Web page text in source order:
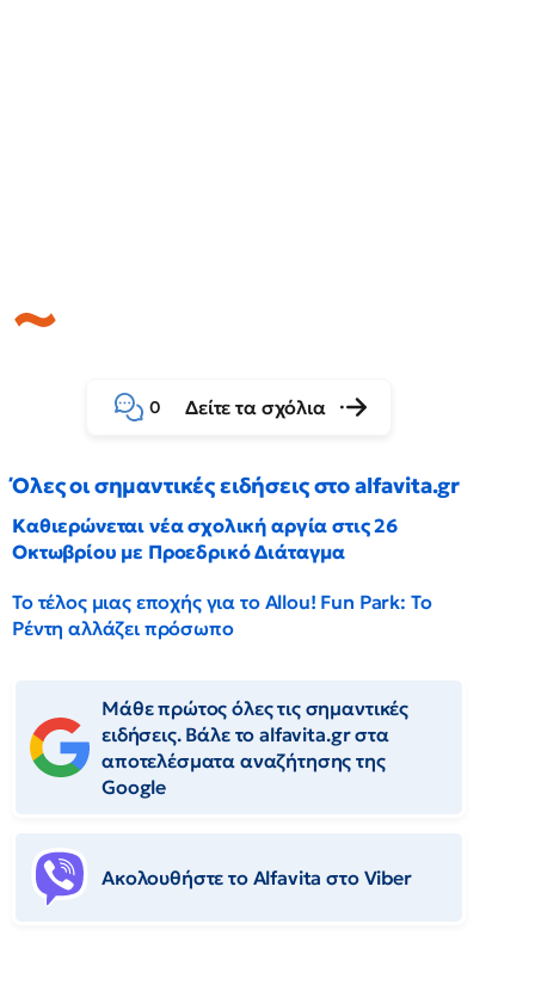
0 Δείτε τα σχόλια
Όλες οι σημαντικές ειδήσεις στο alfavita.gr
Καθιερώνεται νέα σχολική αργία στις 26
Οκτωβρίου με Προεδρικό Διάταγμα
Το τέλος μιας εποχής για το Allou! Fun Park: Το
Ρέντη αλλάζει πρόσωπο
Μάθε πρώτος όλες τις σημαντικές
ειδήσεις. Βάλε το alfavita.gr στα
αποτελέσματα αναζήτησης της
Google
Ακολουθήστε το Αlfavita στο Viber